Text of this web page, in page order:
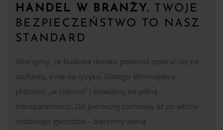
HANDEL W BRANŻY.
TWOJE
BEZPIECZEŃSTWO TO NASZ
STANDARD
Wierzymy, że budowa domku powinna opierać się na
zaufaniu, a nie na ryzyku. Dlatego eliminujemy
płatności „w ciemno” i stawiamy na pełną
transparentność. Od pierwszej rozmowy aż po wbicie
ostatniego gwoździa – bierzemy pełną